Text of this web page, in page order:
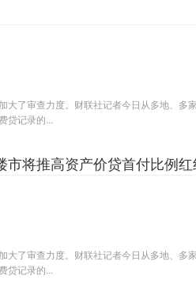
大了审查力度。财联社记者今日从多地、
记录的...
将推高资产价贷首付比例
大了审查力度。财联社记者今日从多地、
记录的...